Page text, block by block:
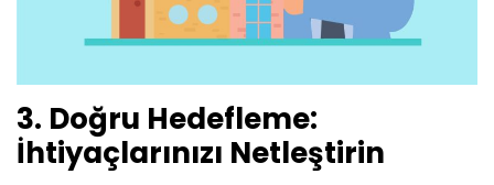
3. Doğru Hedefleme:
İhtiyaçlarınızı Netleştirin